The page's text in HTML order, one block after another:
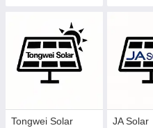
Tongwei Solar JA Solar